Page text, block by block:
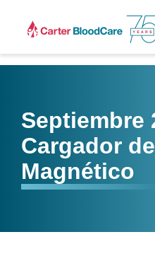
Septiembre
Cargador
Magnético